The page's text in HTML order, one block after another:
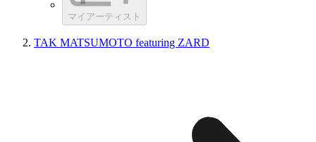
マイアーティスト
TAK MATSUMOTO featuring ZARD